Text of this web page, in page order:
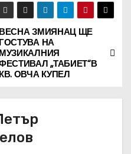
ВЕСНА ЗМИЯНАЦ ЩЕ
ГОСТУВА НА
МУЗИКАЛНИЯ
„ТАБИЕТ“В
КВ. ОВЧА КУПЕЛ